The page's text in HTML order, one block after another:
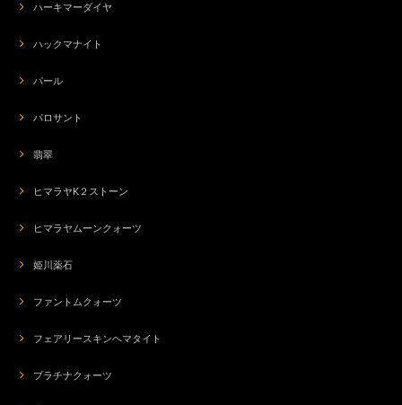
ハーキマーダイヤ
ハックマナイト
パール
パロサント
翡翠
ヒマラヤK２ストーン
ヒマラヤムーンクォーツ
姫川薬石
ファントムクォーツ
フェアリースキンヘマタイト
プラチナクォーツ